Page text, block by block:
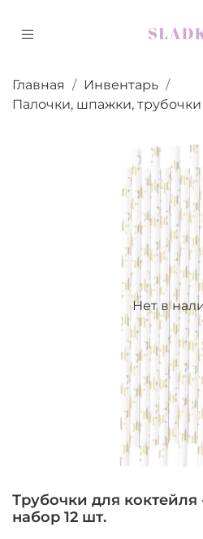
Главная
Инвентарь
Палочки, шпажки, трубочки
Нет в
Трубочки для коктейля
набор 12 шт.